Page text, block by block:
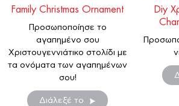
Family Christmas Ornament
Προσωποποίησε το
αγαπημένο σου
Χριστουγεννιάτικο στολίδι με
τα ονόματα των αγαπημένων
σου!
Διάλεξέ το
Diy